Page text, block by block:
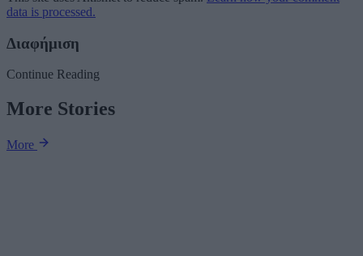
data is processed.
Διαφήμιση
Continue Reading
More Stories
More